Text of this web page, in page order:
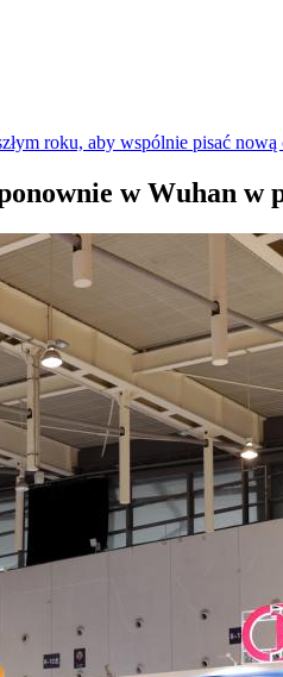
roku, aby wspólnie pisać nową
w Wuhan